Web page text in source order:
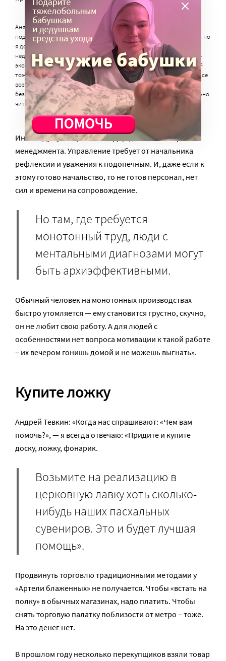
Аня, одна из бригадиров «Артели». Самодиагностированный и
подтверждённый врачами аутизм. «В школе меня жутко дразнили, но
я долго не могла понять, что не так. Родители у меня атомщики,
недавно переехали в Москву из-под Саратова. Есть младший брат-
экономист, в нашей семье эта профессия считается престижной. Я
тоже окончила экономический факультет, хотя с бумажками в офисе
возиться не люблю. До того, как пришла в артель, пять лет
безуспешно пыталась найти работу по специальности. Параллельно
читала медицинские журналы, пыталась понять, что со мной»
Инвалиду нужно работать! Да, здесь есть вопрос
менеджмента. Управление требует от начальника
рефлексии и уважения к подопечным. И, даже если к
этому готово начальство, то не готов персонал, нет
сил и времени на сопровождение.
Но там, где требуется
монотонный труд, люди с
ментальными диагнозами могут
быть архиэффективными.
Обычный человек на монотонных производствах
быстро утомляется — ему становится грустно, скучно,
он не любит свою работу. А для людей с
особенностями нет вопроса мотивации к такой работе
– их вечером гонишь домой и не можешь выгнать».
Купите ложку
Андрей Тевкин: «Когда нас спрашивают: «Чем вам
помочь?», — я всегда отвечаю: «Придите и купите
доску, ложку, фонарик.
Возьмите на реализацию в
церковную лавку хоть сколько-
нибудь наших пасхальных
сувениров. Это и будет лучшая
помощь».
Продвинуть торговлю традиционными методами у
«Артели блаженных» не получается. Чтобы «встать на
полку» в обычных магазинах, надо платить. Чтобы
снять торговую палатку поблизости от метро – тоже.
На это денег нет.
В прошлом году несколько перекупщиков взяли товар